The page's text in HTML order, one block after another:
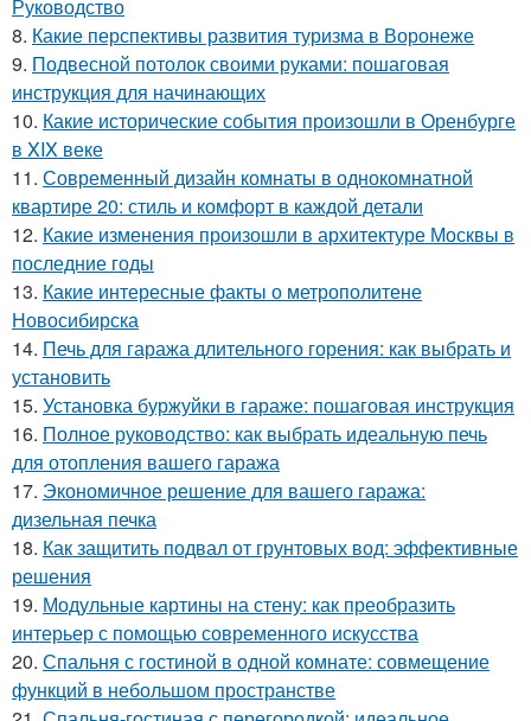
Руководство
8. Какие перспективы развития туризма в Воронеже
9. Подвесной потолок своими руками: пошаговая
инструкция для начинающих
10. Какие исторические события произошли в Оренбурге
в XIX веке
11. Современный дизайн комнаты в однокомнатной
квартире 20: стиль и комфорт в каждой детали
12. Какие изменения произошли в архитектуре Москвы в
последние годы
13. Какие интересные факты о метрополитене
Новосибирска
14. Печь для гаража длительного горения: как выбрать и
установить
15. Установка буржуйки в гараже: пошаговая инструкция
16. Полное руководство: как выбрать идеальную печь
для отопления вашего гаража
17. Экономичное решение для вашего гаража:
дизельная печка
18. Как защитить подвал от грунтовых вод: эффективные
решения
19. Модульные картины на стену: как преобразить
интерьер с помощью современного искусства
20. Спальня с гостиной в одной комнате: совмещение
функций в небольшом пространстве